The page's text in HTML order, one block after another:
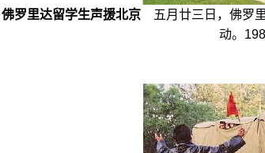
佛罗里达留学生声援北京五月廿三日，佛罗里
动。